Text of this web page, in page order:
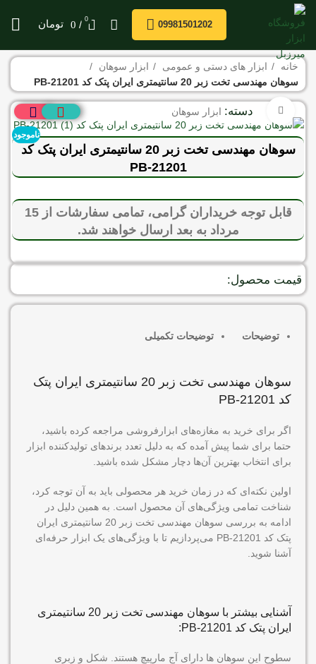
09981501202
0
/
0 تومان
خانه ابزار های دستی و عمومی
ابزار سوهان
سوهان مهندسی تخت زبر 20 سانتیمتری ایران پتک کد PB-21201
دسته: ابزار سوهان
ناموجود
برای بزرگنمایی کلیک کنید
سوهان مهندسی تخت زبر 20 سانتیمتری ایران پتک کد
PB-21201
قابل توجه خریداران گرامی، تمامی سفارشات از 15
مرداد به بعد ارسال خواهند شد.
قیمت محصول:
توضیحات توضیحات تکمیلی
سوهان مهندسی تخت زبر 20 سانتیمتری ایران پتک
کد PB-21201
اگر برای خرید به مغازه‌های ابزارفروشی مراجعه کرده باشید،
حتما برای شما پیش آمده که به دلیل تعدد برندهای تولیدکننده ابزار
برای انتخاب بهترین آن‌ها دچار مشکل شده باشید.
اولین نکته‌ای که در زمان خرید هر محصولی باید به آن توجه کرد،
شناخت تمامی ویژگی‌های آن محصول است. به همین دلیل در
ادامه به بررسی سوهان مهندسی تخت زبر 20 سانتیمتری ایران
پتک کد PB-21201 می‌پردازیم تا با ویژگی‌های یک ابزار حرفه‌ای
آشنا شوید.
آشنایی بیشتر با سوهان مهندسی تخت زبر 20 سانتیمتری
ایران پتک کد PB-21201:
سطوح این سوهان ها دارای آج مارپیچ هستند. شکل و زبری